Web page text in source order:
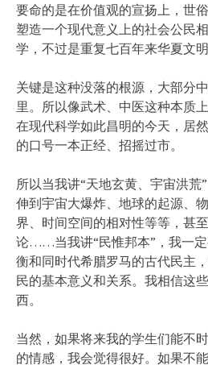
要命的是在价值观的宣扬上，世
塑造一个现代意义上的社会公民
学，不过是重复七百年来华夏文明
关键是这种没落的根源，大部分
里。所以像武术、中医这种本质
在现代科学如此昌明的今天，居
的口号一本正经、招摇过市。
所以当我讲“天地玄黄、宇宙洪荒
伸到宇宙大爆炸、地球的起源、
界、时间空间的相对性等等，甚
论……当我讲“民惟邦本”，我一
衡和同时代希腊罗马的古代民主
民的基本意义和关系。我相信这
西。
当然，如果将来我的学生们能不
的情感，我会觉得很好。如果不